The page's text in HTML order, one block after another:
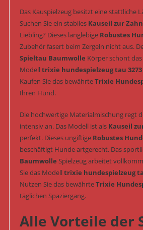
Das Kauspielzeug besitzt eine stattliche
Suchen Sie ein stabiles Kauseil zur
Liebling? Dieses langlebige Robustes
Zubehör fasert beim Zergeln nicht aus.
Spieltau Baumwolle Körper schont
Modelltrixie hundespielzeug tau 3273
Kaufen Sie das bewährteTrixie
Ihren Hund.
Die hochwertige Materialmischung regt
intensiv an. Das Modell ist als Kauseil
perfekt. Dieses ungiftige Robustes
beschäftigt Hunde artgerecht. Das
Baumwolle Spielzeug arbeitet
Sie das Modelltrixie hundespielzeug
Nutzen Sie das bewährteTrixie
täglichen Spaziergang.
Alle Vorteile der